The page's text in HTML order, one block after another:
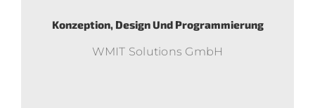
Konzeption, Design Und Programmierung
WMIT Solutions GmbH